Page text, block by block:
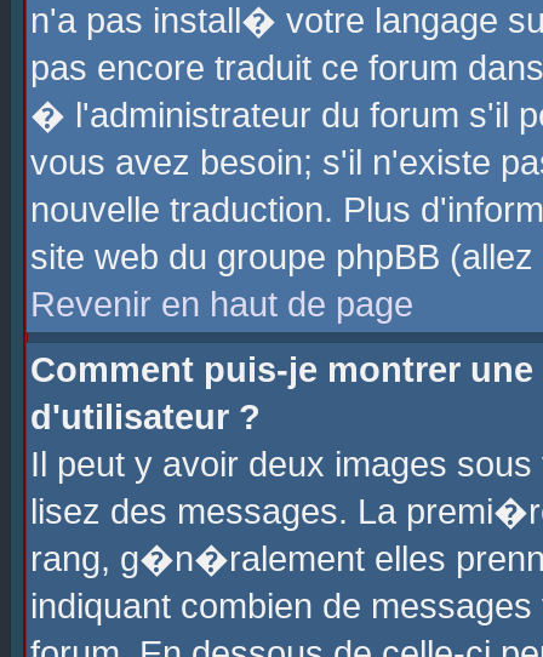
n'a pas install� votre langage
pas encore traduit ce forum
� l'administrateur du forum s'il
vous avez besoin; s'il n'existe
nouvelle traduction. Plus
site web du groupe phpBB
Revenir en haut de page
Comment puis-je montrer
d'utilisateur ?
Il peut y avoir deux images
lisez des messages. La
rang, g�n�ralement elles
indiquant combien de